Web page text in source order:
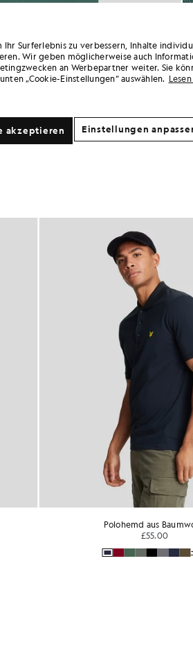
Surferlebnis zu verbessern, Inhalte
Wir geben möglicherweise auch
an Werbepartner weiter. Sie
„Cookie-Einstellungen“ auswählen.
akzeptieren Einstellungen